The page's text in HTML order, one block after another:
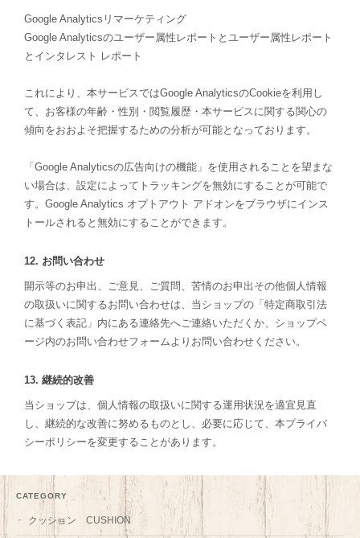
Google Analyticsリマーケティング
Google Analyticsのユーザー属性レポートとユーザー属性レポート
とインタレスト レポート
これにより、本サービスではGoogle AnalyticsのCookieを利用し
て、お客様の年齢・性別・閲覧履歴・本サービスに関する関心の
傾向をおおよそ把握するための分析が可能となっております。
「Google Analyticsの広告向けの機能」を使用されることを望まな
い場合は、設定によってトラッキングを無効にすることが可能で
す。Google Analytics オプトアウト アドオンをブラウザにインス
トールされると無効にすることができます。
12. お問い合わせ
開示等のお申出、ご意見、ご質問、苦情のお申出その他個人情報
の取扱いに関するお問い合わせは、当ショップの「特定商取引法
に基づく表記」内にある連絡先へご連絡いただくか、ショップペ
ージ内のお問い合わせフォームよりお問い合わせください。
13. 継続的改善
当ショップは、個人情報の取扱いに関する運用状況を適宜見直
し、継続的な改善に努めるものとし、必要に応じて、本プライバ
シーポリシーを変更することがあります。
CATEGORY
クッション CUSHION